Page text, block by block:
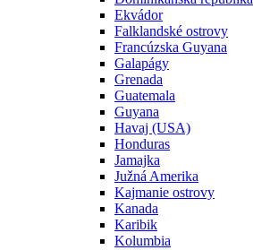
Ekvádor
Falklandské ostrovy
Francúzska Guyana
Galapágy
Grenada
Guatemala
Guyana
Havaj (USA)
Honduras
Jamajka
Južná Amerika
Kajmanie ostrovy
Kanada
Karibik
Kolumbia